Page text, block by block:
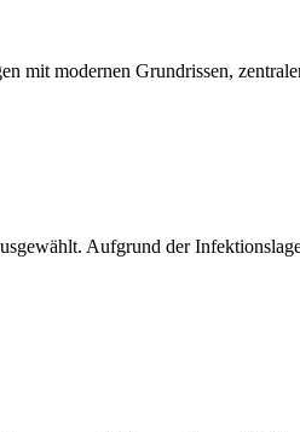
mit modernen Grundrissen,
Aufgrund der